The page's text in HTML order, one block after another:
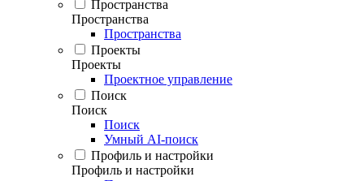
Пространства
Пространства
Пространства
Проекты
Проекты
Проектное управление
Поиск
Поиск
Поиск
Умный AI-поиск
Профиль и настройки
Профиль и настройки